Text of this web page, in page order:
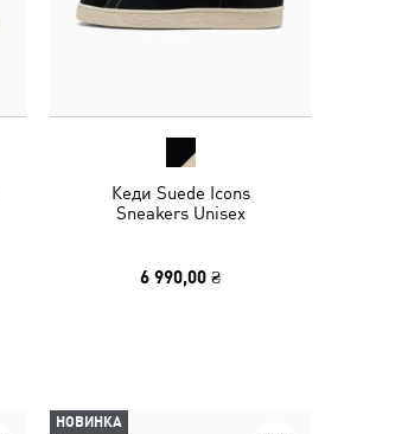
Кеди Suede Icons
Sneakers Unisex
6 990,00 ₴
НОВИНКА